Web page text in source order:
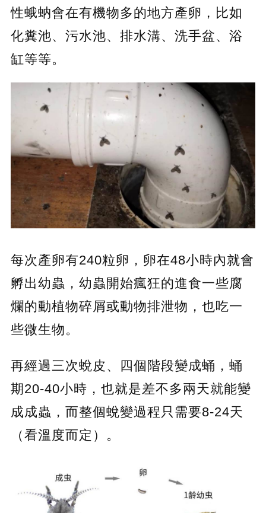
性蛾蚋會在有機物多的地方產卵，比如
化糞池、污水池、排水溝、洗手盆、浴
缸等等。
每次產卵有240粒卵，卵在48小時內就會
孵出幼蟲，幼蟲開始瘋狂的進食一些腐
爛的動植物碎屑或動物排泄物，也吃一
些微生物。
再經過三次蛻皮、四個階段變成蛹，蛹
期20-40小時，也就是差不多兩天就能變
成成蟲，而整個蛻變過程只需要8-24天
（看溫度而定）。